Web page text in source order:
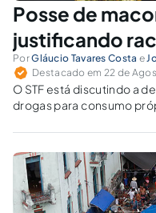
Posse de
justificando
PorGláucio Tavares Costa e
Destacado em 22 de
O STF está discutindo a
drogas para consumo
inconstitucional, pois